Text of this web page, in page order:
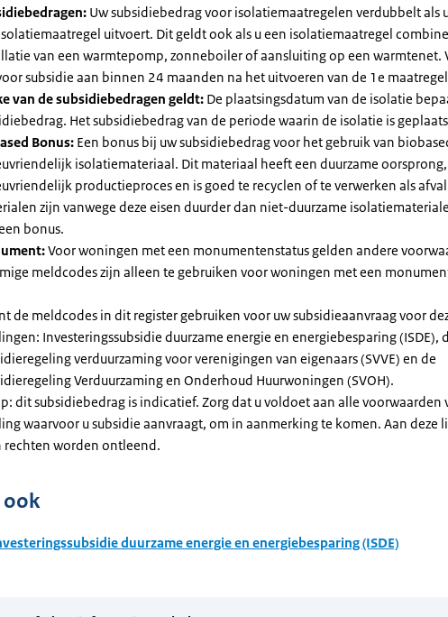
Uw subsidiebedrag voor isolatiemaatregelen verdubbelt als
uitvoert. Dit geldt ook als u een isolatiemaatregel
van een warmtepomp, zonneboiler of aansluiting op een warmtenet.
subsidie aan binnen 24 maanden na het uitvoeren van de 1e
van de subsidiebedragen geldt: De plaatsingsdatum van de isolatie
Het subsidiebedrag van de periode waarin de isolatie is
Bonus: Een bonus bij uw subsidiebedrag voor het gebruik van
isolatiemateriaal. Dit materiaal heeft een duurzame oorsprong,
productieproces en is goed te recyclen of te verwerken als
zijn vanwege deze eisen duurder dan niet-duurzame
bonus.
Voor woningen met een monumentenstatus gelden andere
meldcodes zijn alleen te gebruiken voor woningen met een
de meldcodes in dit register gebruiken voor uw subsidieaanvraag voor
Investeringssubsidie duurzame energie en energiebesparing (ISDE),
verduurzaming voor verenigingen van eigenaars (SVVE) en de
Verduurzaming en Onderhoud Huurwoningen (SVOH).
dit subsidiebedrag is indicatief. Zorg dat u voldoet aan alle voorwaarden
waarvoor u subsidie aanvraagt, om in aanmerking te komen. Aan deze
rechten worden ontleend.
ook
duurzame energie en energiebesparing (ISDE)